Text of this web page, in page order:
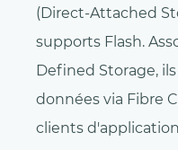
(Direct-Attached
supports Flash.
Defined Storage,
données via Fibre
clients